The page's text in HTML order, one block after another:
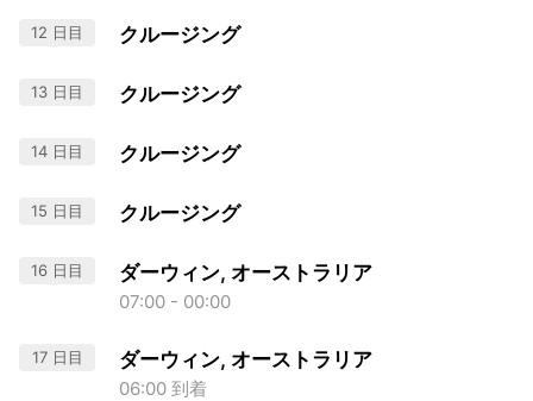
12 日目 クルージング
13 日目 クルージング
14 日目 クルージング
15 日目 クルージング
16 日目 ダーウィン, オーストラリア
07:00 - 00:00
17 日目 ダーウィン, オーストラリア
06:00 到着